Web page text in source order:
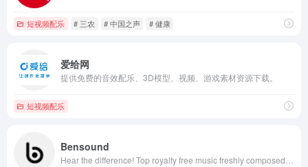
短视频配乐 # 三农 # 中国之声 # 健康
爱给网
提供免费的音效配乐、3D模型、视频、游戏素材资源下载。
短视频配乐
Bensound